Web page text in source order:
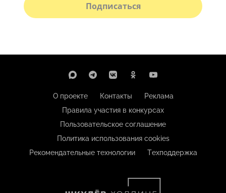
Подписаться
О проекте Контакты
Реклама
Правила участия в конкурсах
Пользовательское соглашение
Политика использования cookies
Рекомендательные технологии
Техподдержка